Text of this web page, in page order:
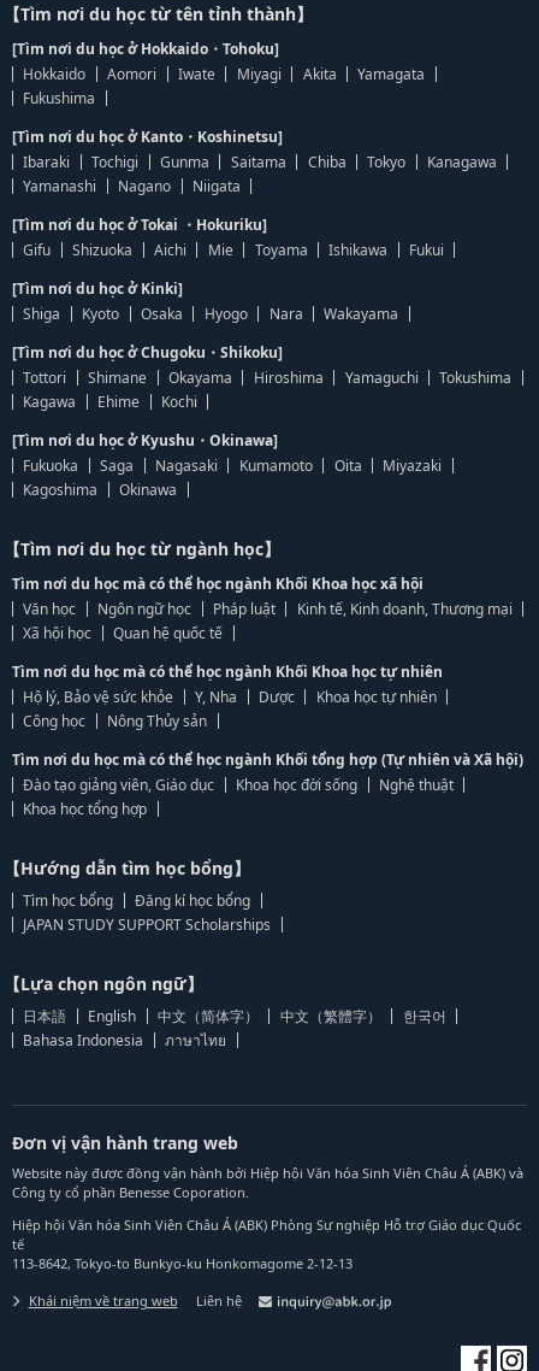
【Tìm nơi du học từ tên tỉnh thành】
[Tìm nơi du học ở Hokkaido・Tohoku]
Hokkaido
Aomori Iwate Miyagi Akita
Yamagata
Fukushima
[Tìm nơi du học ở Kanto・Koshinetsu]
Ibaraki
Tochigi Gunma Saitama Chiba Tokyo
Kanagawa
Yamanashi
Nagano
Niigata
[Tìm nơi du học ở Tokai ・Hokuriku]
Gifu
Shizuoka Aichi Mie Toyama Ishikawa
Fukui
[Tìm nơi du học ở Kinki]
Shiga
Kyoto Osaka Hyogo Nara
Wakayama
[Tìm nơi du học ở Chugoku・Shikoku]
Tottori
Shimane Okayama Hiroshima Yamaguchi
Tokushima
Kagawa
Ehime
Kochi
[Tìm nơi du học ở Kyushu・Okinawa]
Fukuoka
Saga Nagasaki Kumamoto Oita
Miyazaki
Kagoshima
Okinawa
【Tìm nơi du học từ ngành học】
Tìm nơi du học mà có thể học ngành Khối Khoa học xã hội
Văn học
Ngôn ngữ học Pháp luật
Kinh tế, Kinh doanh, Thương mại
Xã hội học
Quan hệ quốc tế
Tìm nơi du học mà có thể học ngành Khối Khoa học tự nhiên
Hộ lý, Bảo vệ sức khỏe
Y, Nha Dược
Khoa học tự nhiên
Công học
Nông Thủy sản
Tìm nơi du học mà có thể học ngành Khối tổng hợp (Tự nhiên và Xã hội)
Đào tạo giảng viên, Giáo dục
Khoa học đời sống
Nghệ thuật
Khoa học tổng hợp
【Hướng dẫn tìm học bổng】
Tìm học bổng
Đăng kí học bổng
JAPAN STUDY SUPPORT Scholarships
【Lựa chọn ngôn ngữ】
日本語 English 中文（简体字） 中文（繁體字）
한국어
Bahasa Indonesia
ภาษาไทย
Đơn vị vận hành trang web
Website này được đồng vận hành bởi Hiệp hội Văn hóa Sinh Viên Châu Á (ABK) và
Công ty cổ phần Benesse Coporation.
Hiệp hội Văn hóa Sinh Viên Châu Á (ABK) Phòng Sự nghiệp Hỗ trợ Giáo dục Quốc
tế
113-8642, Tokyo-to Bunkyo-ku Honkomagome 2-12-13
Khái niệm về trang web Liên hệ